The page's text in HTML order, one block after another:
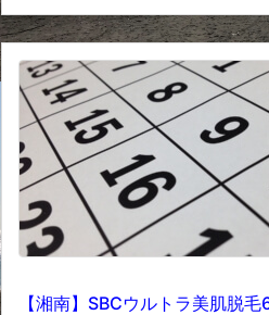
【湘南】SBCウルトラ美肌脱